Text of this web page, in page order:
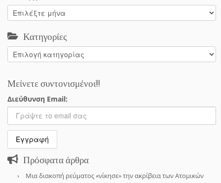
Αρχείο
Κατηγορίες
Κατηγορίες
Μείνετε συντονισμένοι!!!
Διεύθυνση Email:
Πρόσφατα άρθρα
Μια διακοπή ρεύματος «νίκησε» την ακρίβεια των Ατομικών